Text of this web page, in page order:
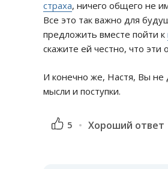
страха, ничего общего не
Все это так важно для
предложить вместе пойти к
скажите ей честно, что
И конечно же, Настя, Вы не
мысли и поступки.
5 Хороший ответ